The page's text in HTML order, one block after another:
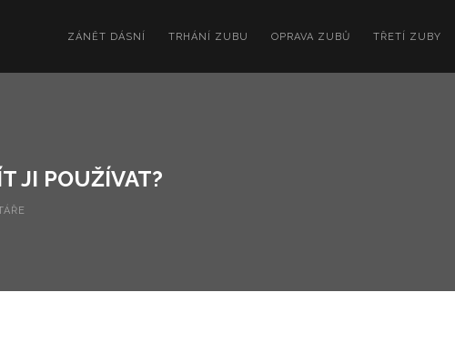
ZÁNĚT DÁSNÍ TRHÁNÍ ZUBU OPRAVA ZUBŮ TŘETÍ ZUBY
JI POUŽÍVAT?